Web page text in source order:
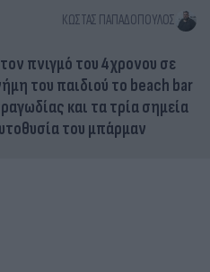
ΚΏΣΤΑΣ ΠΑΠΑΔΌΠΟΥΛΟΣ
πνιγμό του 4χρονου σε
του παιδιού το beach bar
και τα τρία σημεία
του μπάρμαν